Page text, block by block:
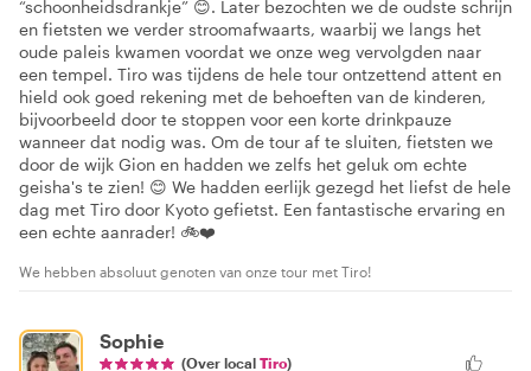
“schoonheidsdrankje” 😊. Later bezochten we de oudste schrijn
en fietsten we verder stroomafwaarts, waarbij we langs het
oude paleis kwamen voordat we onze weg vervolgden naar
een tempel. Tiro was tijdens de hele tour ontzettend attent en
hield ook goed rekening met de behoeften van de kinderen,
bijvoorbeeld door te stoppen voor een korte drinkpauze
wanneer dat nodig was. Om de tour af te sluiten, fietsten we
door de wijk Gion en hadden we zelfs het geluk om echte
geisha's te zien! 😊 We hadden eerlijk gezegd het liefst de hele
dag met Tiro door Kyoto gefietst. Een fantastische ervaring en
een echte aanrader! 🚲❤️
We hebben absoluut genoten van onze tour met Tiro!
Sophie
(Over local Tiro)